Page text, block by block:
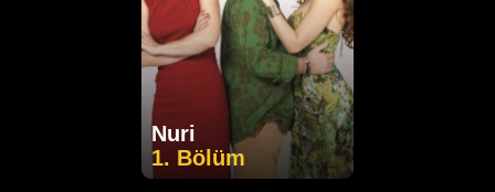
Nuri
1. Bölüm